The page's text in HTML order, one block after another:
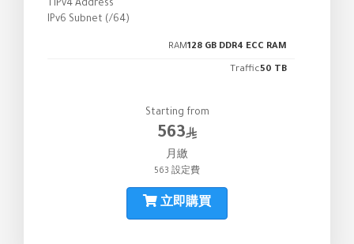
1 IPv4 Address
IPv6 Subnet (/64)
RAM128 GB DDR4 ECC RAM
Traffic50 TB
Starting from
563
月繳
563 設定費
立即購買